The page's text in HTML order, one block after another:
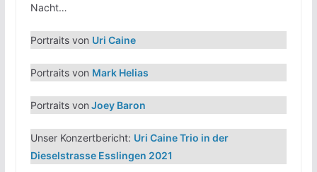
Nacht…
Portraits von Uri Caine
Portraits von Mark Helias
Portraits von Joey Baron
Unser Konzertbericht: Uri Caine Trio in der
Dieselstrasse Esslingen 2021